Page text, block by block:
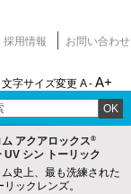
採用情報 お問い合わせ
文字サイズ変更 A - A+
OK
アクアロックス®
UV シン トーリック
史上、最も洗練された
ックレンズ。